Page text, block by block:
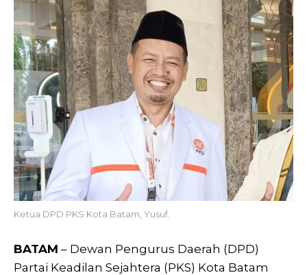
Ketua DPD PKS Kota Batam, Yusuf.
BATAM – Dewan Pengurus Daerah (DPD)
Partai Keadilan Sejahtera (PKS) Kota Batam